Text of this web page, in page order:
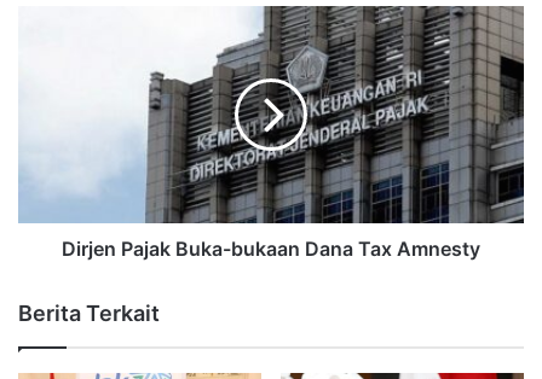
Dirjen Pajak Buka-bukaan Dana Tax Amnesty
Berita Terkait